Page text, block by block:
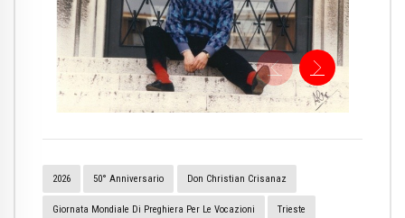
2026 50° Anniversario Don Christian Crisanaz
Giornata Mondiale Di Preghiera Per Le Vocazioni Trieste